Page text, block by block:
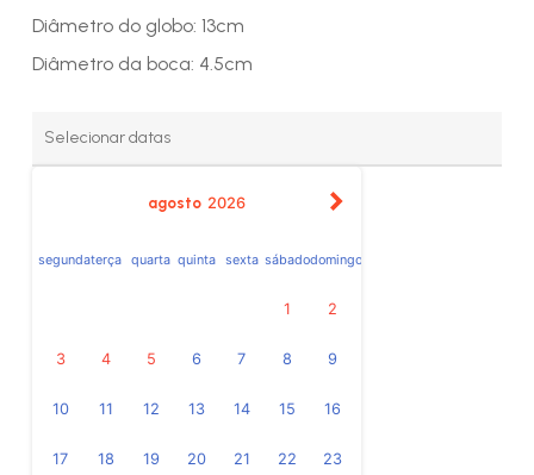
Diâmetro do globo: 13cm
Diâmetro da boca: 4.5cm
agosto 2026
segundaterça quarta quinta sexta sábadodomingo
1 2
3 4 5 6 7 8 9
10 11 12 13 14 15 16
17 18 19 20 21 22 23